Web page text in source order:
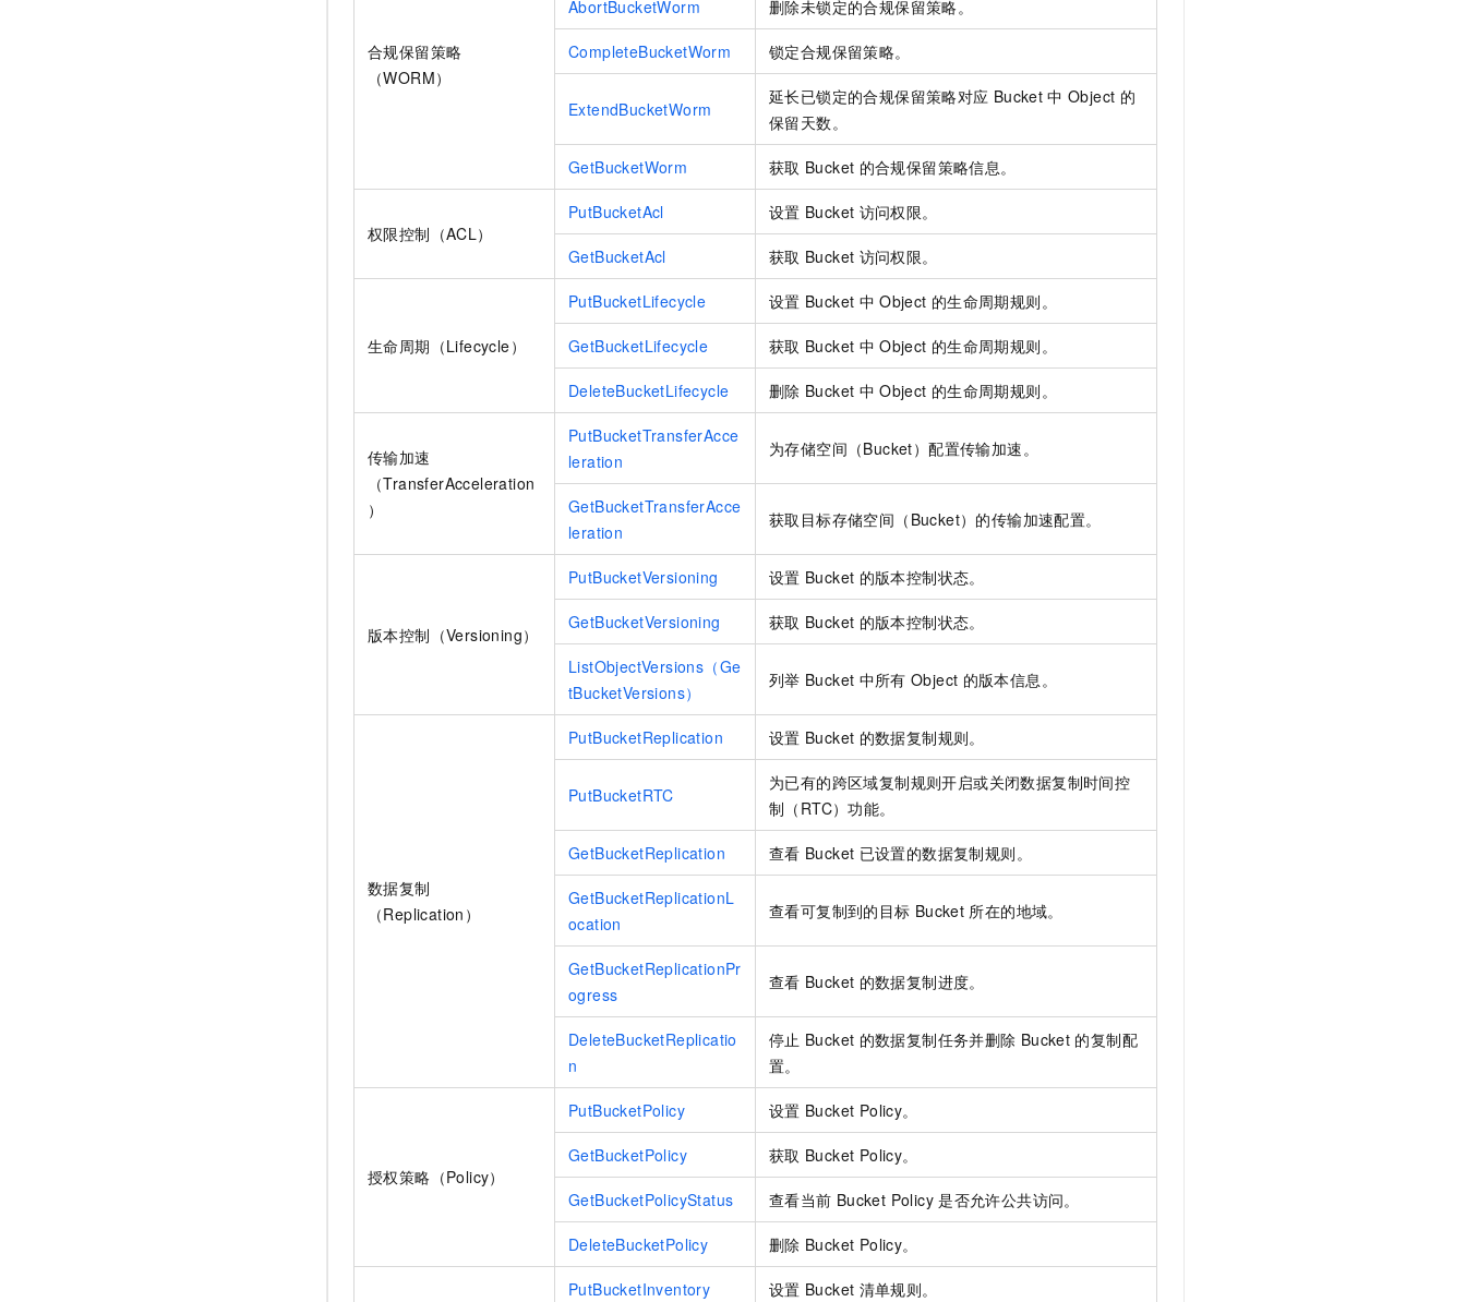
合规保留策略
（WORM）
AbortBucketWorm 删除未锁定的合规保留策略。
CompleteBucketWorm 锁定合规保留策略。
ExtendBucketWorm
延长已锁定的合规保留策略对应 Bucket 中 Object 的
保留天数。
GetBucketWorm 获取 Bucket 的合规保留策略信息。
权限控制（ACL）
PutBucketAcl 设置 Bucket 访问权限。
GetBucketAcl 获取 Bucket 访问权限。
生命周期（Lifecycle）
PutBucketLifecycle 设置 Bucket 中 Object 的生命周期规则。
GetBucketLifecycle 获取 Bucket 中 Object 的生命周期规则。
DeleteBucketLifecycle 删除 Bucket 中 Object 的生命周期规则。
传输加速
（TransferAcceleration
）
PutBucketTransferAcce
leration
为存储空间（Bucket）配置传输加速。
GetBucketTransferAcce
leration
获取目标存储空间（Bucket）的传输加速配置。
版本控制（Versioning）
PutBucketVersioning 设置 Bucket 的版本控制状态。
GetBucketVersioning 获取 Bucket 的版本控制状态。
ListObjectVersions（Ge
tBucketVersions）
列举 Bucket 中所有 Object 的版本信息。
数据复制
（Replication）
PutBucketReplication 设置 Bucket 的数据复制规则。
PutBucketRTC
为已有的跨区域复制规则开启或关闭数据复制时间控
制（RTC）功能。
GetBucketReplication 查看 Bucket 已设置的数据复制规则。
GetBucketReplicationL
ocation
查看可复制到的目标 Bucket 所在的地域。
GetBucketReplicationPr
ogress
查看 Bucket 的数据复制进度。
DeleteBucketReplicatio
n
停止 Bucket 的数据复制任务并删除 Bucket 的复制配
置。
授权策略（Policy）
PutBucketPolicy 设置 Bucket Policy。
GetBucketPolicy 获取 Bucket Policy。
GetBucketPolicyStatus 查看当前 Bucket Policy 是否允许公共访问。
DeleteBucketPolicy 删除 Bucket Policy。
PutBucketInventory 设置 Bucket 清单规则。